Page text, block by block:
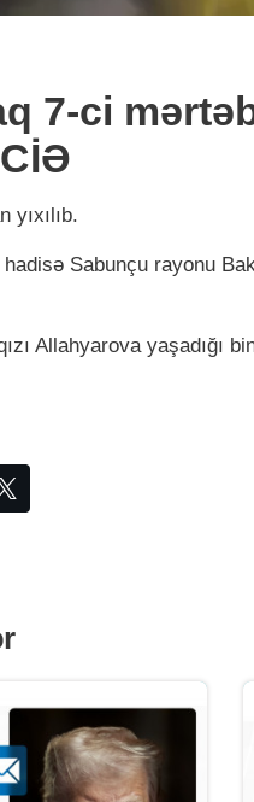
7-ci
yıxılıb.
Sabunçu rayonu
Allahyarova yaşadığı